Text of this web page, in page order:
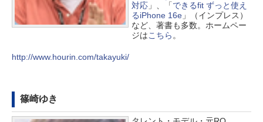
対応」、「できるfit ずっと使え
るiPhone 16e」（インプレス）
など、著書も多数。ホームペー
ジはこちら 。
http://www.hourin.com/takayuki/
篠崎ゆき